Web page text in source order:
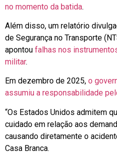
no momento da batida.
Além disso, um relatório
de Segurança no Transporte
apontou falhas nos
militar.
Em dezembro de 2025, o
assumiu a responsabilidade
“Os Estados Unidos admitem
cuidado em relação aos
causando diretamente o
Casa Branca.